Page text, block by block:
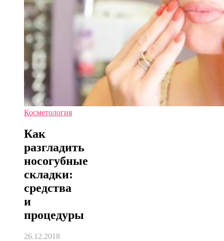
Косметология
Как
разгладить
носогубные
складки:
средства
и
процедуры
26.12.2018